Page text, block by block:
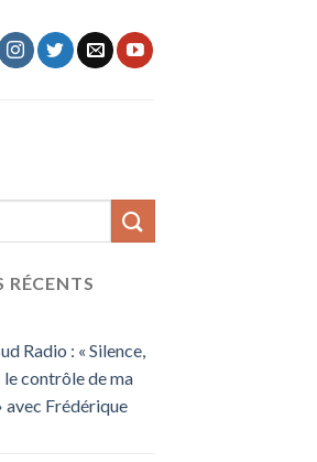
RÉCENTS
Radio : « Silence,
le contrôle de ma
avec Frédérique